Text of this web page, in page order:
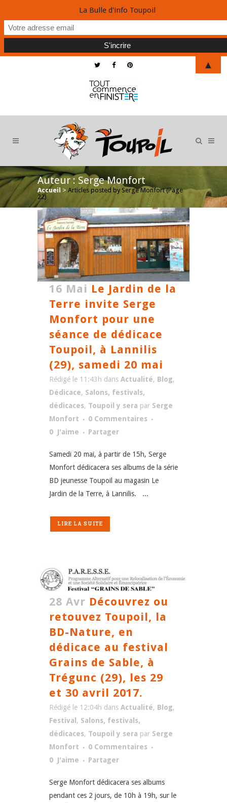
Auteur : Serge Monfort
Accueil > Articles posted by Serge Monfort(Page
22)
16 Mai Le Jardin de la
Terre invite Serge
Monfort pour une
séance de dédicace
Toupoil, à Lannilis
(29), samedi 20 mai
Rédigé le 11:43h dans Actualité, Blog,
Dédicace, Salons, festivals,
dédicaces, Toupoil y sera par Serge
Monfort
0 Commentaires
0 J'aime Partager
Samedi 20 mai, à partir de 15h, Serge
Monfort dédicacera ses albums de la série
BD jeunesse Toupoil au magasin Le
Jardin de la Terre, à Lannilis. ...
LIRE LA SUITE
28 Avr Découvrez ou
retouvez Toupoil, la
BD-Nature, en
dédicace au festival
Grains de Sable, à
Trégunc (29), les 29
et 30 avril 2017.
Rédigé le 12:04h dans Actualité, Blog,
Festival , Salons, festivals,
dédicaces, Toupoil y sera par Serge
Monfort
0 Commentaires
0 J'aime Partager
Serge Monfort dédicacera ses albums
pendant ces 2 jours, de 10h à 19h, sur le
La Bulle d'info Toupoil
▲